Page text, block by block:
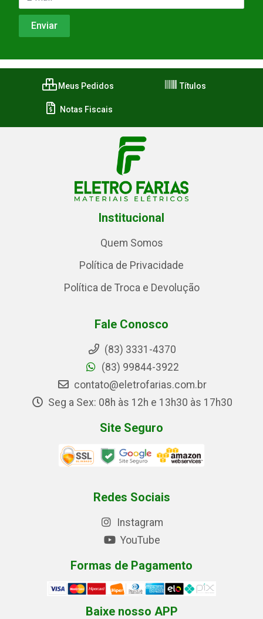
Meus Pedidos Títulos
Notas Fiscais
Institucional
Quem Somos
Política de Privacidade
Política de Troca e Devolução
Fale Conosco
(83) 3331-4370
(83) 99844-3922
contato@eletrofarias.com.br
Seg a Sex: 08h às 12h e 13h30 às 17h30
Site Seguro
Redes Sociais
Instagram
YouTube
Formas de Pagamento
Baixe nosso APP